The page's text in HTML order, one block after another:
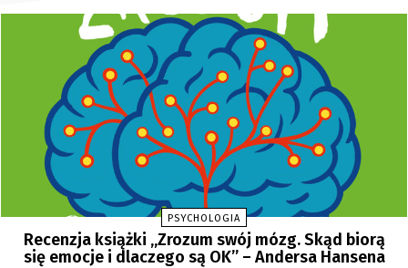
PSYCHOLOGIA
Recenzja książki „Zrozum swój mózg. Skąd biorą
się emocje i dlaczego są OK” – Andersa Hansena